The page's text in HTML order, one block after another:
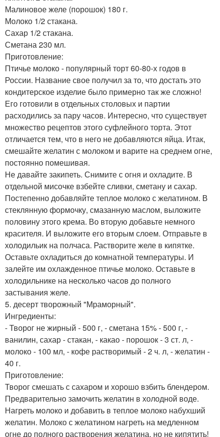
Малиновое желе (порошок) 180 г.
Молоко 1/2 стакана.
Сахар 1/2 стакана.
Сметана 230 мл.
Приготовление:
Птичье молоко - популярный торт 60-80-х годов в
России. Название свое получил за то, что достать это
кондитерское изделие было примерно так же сложно!
Его готовили в отдельных столовых и партии
расходились за пару часов. Интересно, что существует
множество рецептов этого суфлейного торта. Этот
отличается тем, что в него не добавляются яйца. Итак,
смешайте желатин с молоком и варите на среднем огне,
постоянно помешивая.
Не давайте закипеть. Снимите с огня и охладите. В
отдельной мисочке взбейте сливки, сметану и сахар.
Постепенно добавляйте теплое молоко с желатином. В
стеклянную формочку, смазанную маслом, выложите
половину этого крема. Во вторую добавьте немного
красителя. И выложите его вторым слоем. Отправьте в
холодильик на полчаса. Растворите желе в кипятке.
Оставьте охладиться до комнатной температуры. И
залейте им охлажденное птичье молоко. Оставьте в
холодильнике на несколько часов до полного
застывания желе.
5. десерт творожный "Мраморный".
Ингредиенты:
- Творог не жирный - 500 г, - сметана 15% - 500 г, -
ванилин, сахар - стакан, - какао - порошок - 3 ст. л, -
молоко - 100 мл, - кофе растворимый - 2 ч. л, - желатин -
40 г.
Приготовление:
Творог смешать с сахаром и хорошо взбить блендером.
Предварительно замочить желатин в холодной воде.
Нагреть молоко и добавить в теплое молоко набухший
желатин. Молоко с желатином нагреть на медленном
огне до полного растворения желатина, но не кипятить!